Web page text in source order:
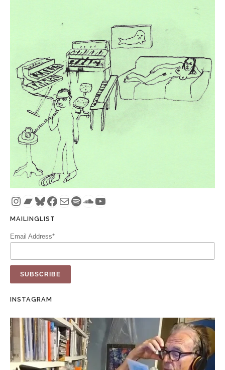
Instagram
Bandcamp
Bluesky
Facebook
MailSpotify
SoundCloud
YouTube
MAILINGLIST
Email Address*
INSTAGRAM